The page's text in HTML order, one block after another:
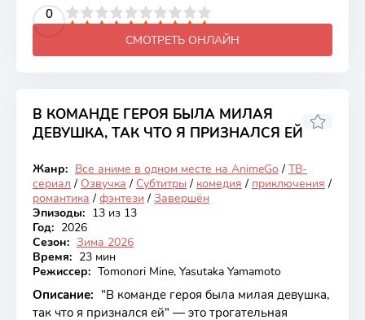
0
4 5 6 7 8 9 10
СМОТРЕТЬ ОНЛАЙН
В КОМАНДЕ ГЕРОЯ БЫЛА МИЛАЯ
ДЕВУШКА, ТАК ЧТО Я ПРИЗНАЛСЯ ЕЙ
Закончен
6.23
Жанр: Все аниме в одном месте на AnimeGo / ТВ-
сериал / Озвучка / Субтитры / комедия / приключения /
романтика / фэнтези / Завершён
Эпизоды: 13 из 13
Год: 2026
Сезон: Зима 2026
Время: 23 мин
Режиссер: Tomonori Mine, Yasutaka Yamamoto
Описание: "В команде героя была милая девушка,
так что я признался ей" — это трогательная